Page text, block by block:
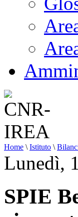
Home \ Istituto \
Lunedì,
SPIE